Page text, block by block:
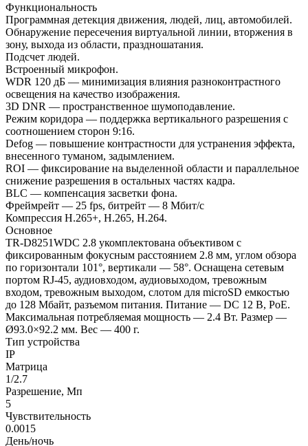
Функциональность
Программная детекция движения, людей, лиц, автомобилей.
Обнаружение пересечения виртуальной линии, вторжения в
зону, выхода из области, праздношатания.
Подсчет людей.
Встроенный микрофон.
WDR 120 дБ — минимизация влияния разноконтрастного
освещения на качество изображения.
3D DNR — пространственное шумоподавление.
Режим коридора — поддержка вертикального разрешения с
соотношением сторон 9:16.
Defog — повышение контрастности для устранения эффекта,
внесенного туманом, задымлением.
ROI — фиксирование на выделенной области и параллельное
снижение разрешения в остальных частях кадра.
BLC — компенсация засветки фона.
Фреймрейт — 25 fps, битрейт — 8 Мбит/с
Компрессия H.265+, H.265, H.264.
Основное
TR-D8251WDC 2.8 укомплектована объективом с
фиксированным фокусным расстоянием 2.8 мм, углом обзора
по горизонтали 101°, вертикали — 58°. Оснащена сетевым
портом RJ-45, аудиовходом, аудиовыходом, тревожным
входом, тревожным выходом, слотом для microSD емкостью
до 128 Мбайт, разъемом питания. Питание — DC 12 В, PoE.
Максимальная потребляемая мощность — 2.4 Вт. Размер —
Ø93.0×92.2 мм. Вес — 400 г.
Тип устройства
IP
Матрица
1/2.7
Разрешение, Мп
5
Чувствительность
0.0015
День/ночь